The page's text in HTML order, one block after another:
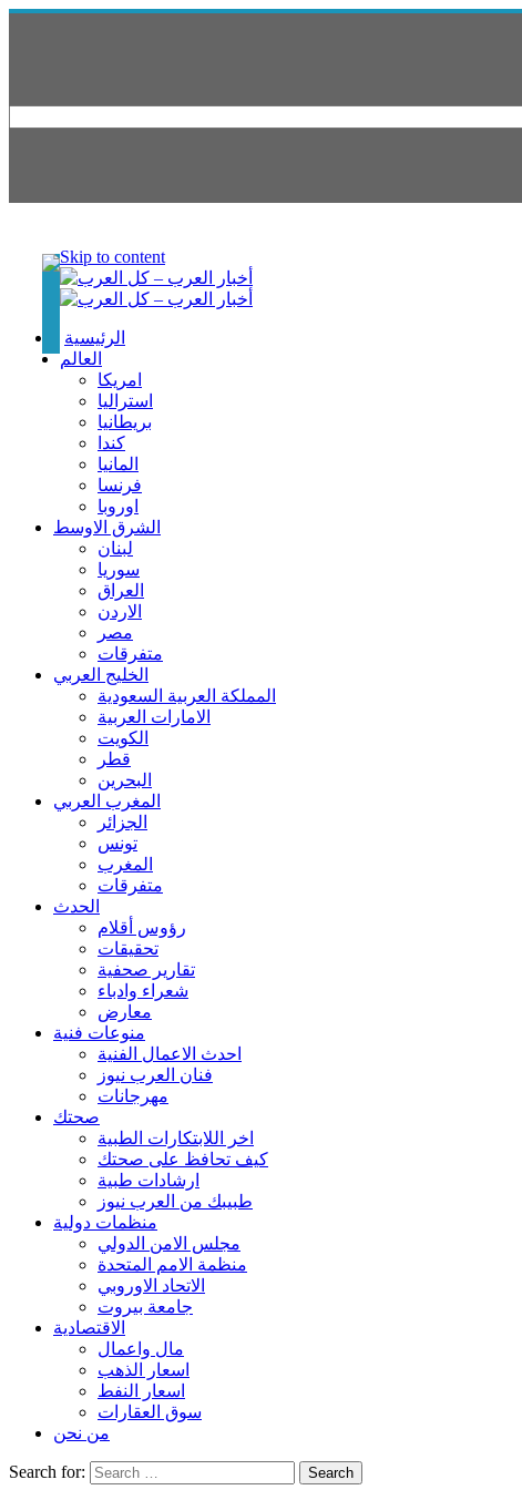
Skip to content
الرئيسية
العالم
امريكا
استراليا
بريطانيا
كندا
المانيا
فرنسا
اوروبا
الشرق الاوسط
لبنان
سوريا
العراق
الاردن
مصر
متفرقات
الخليج العربي
المملكة العربية السعودية
الامارات العربية
الكويت
قطر
البحرين
المغرب العربي
الجزائر
تونس
المغرب
متفرقات
الحدث
رؤوس أقلام
تحقيقات
تقارير صحفية
شعراء وادباء
معارض
منوعات فنية
احدث الاعمال الفنية
فنان العرب نيوز
مهرجانات
صحتك
اخر اللابتكارات الطبية
كيف تحافظ على صحتك
ارشادات طبية
طبيبك من العرب نيوز
منظمات دولية
مجلس الامن الدولي
منظمة الامم المتحدة
الاتحاد الاوروبي
جامعة بيروت
الاقتصادية
مال واعمال
اسعار الذهب
اسعار النفط
سوق العقارات
من نحن
Search for: